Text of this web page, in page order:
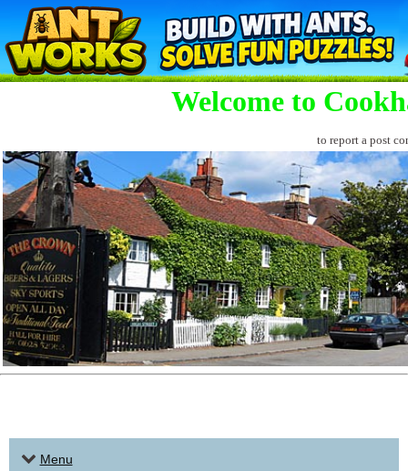
Welcome to
to report a post
Menu